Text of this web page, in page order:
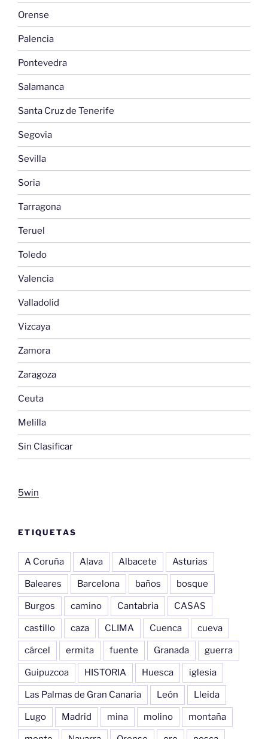
Orense
Palencia
Pontevedra
Salamanca
Santa Cruz de Tenerife
Segovia
Sevilla
Soria
Tarragona
Teruel
Toledo
Valencia
Valladolid
Vizcaya
Zamora
Zaragoza
Ceuta
Melilla
Sin Clasificar
5win
ETIQUETAS
A Coruña Alava Albacete Asturias
Baleares Barcelona baños bosque
Burgos camino Cantabria CASAS
castillo caza CLIMA Cuenca cueva
cárcel ermita fuente Granada guerra
Guipuzcoa HISTORIA Huesca iglesia
Las Palmas de Gran Canaria León Lleida
Lugo Madrid mina molino montaña